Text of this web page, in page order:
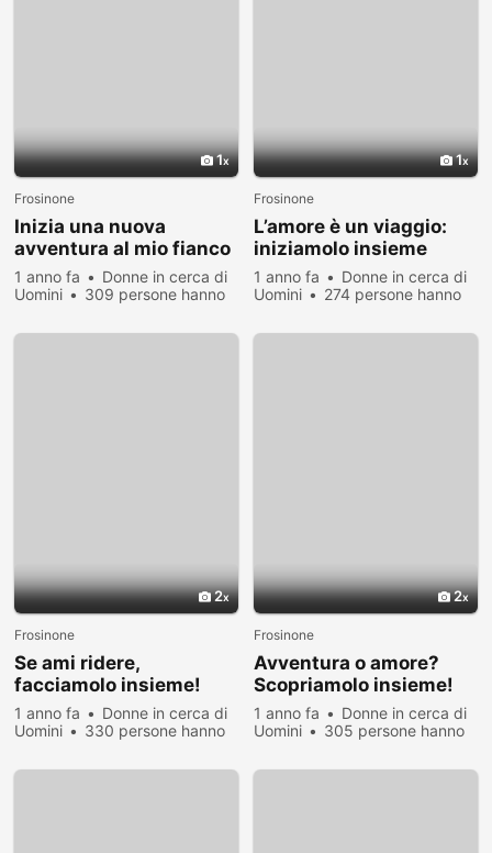
1
Frosinone
Inizia una nuova
avventura al mio fianco
1 anno fa
Donne in cerca di
Uomini
309 persone hanno
1
Frosinone
L’amore è un viaggio:
iniziamolo insieme
1 anno fa
Donne in cerca di
Uomini
274 persone hanno
2
Frosinone
Se ami ridere,
facciamolo insieme!
1 anno fa
Donne in cerca di
Uomini
330 persone hanno
2
Frosinone
Avventura o amore?
Scopriamolo insieme!
1 anno fa
Donne in cerca di
Uomini
305 persone hanno